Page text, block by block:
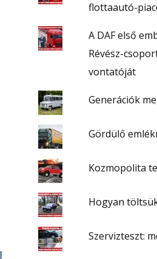
flottaautó-
A DAF első
Révész-
vontatóját
Generációk
Gördülő
Kozmopolita
Hogyan
Szervizteszt: